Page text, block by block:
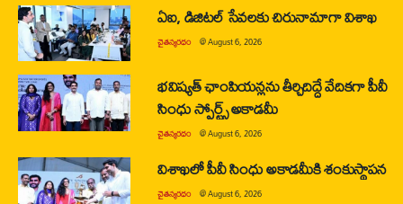
ఏఐ, డిజిటల్ సేవలకు చిరునామాగా విశాఖ
చైతన్యరధం @August 6, 2026
భవిష్యత్ ఛాంపియన్లను తీర్చిదిద్దే వేదికగా పీవీ
సింధు స్పోర్ట్స్ అకాడమీ
చైతన్యరధం @August 6, 2026
విశాఖలో పీవీ సింధు అకాడమీకి శంకుస్థాపన
చైతన్యరధం @August 6, 2026